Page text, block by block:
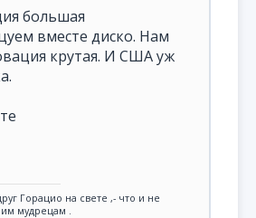
большая
вместе диско. Нам
крутая. И США уж
Горацио на свете ,- что и не
мудрецам .